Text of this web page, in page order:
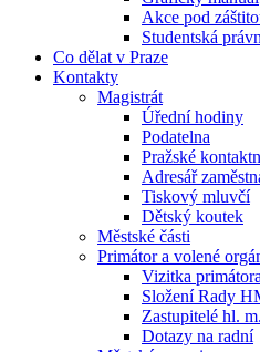
Akce pod
Studentská
Co dělat v Praze
Kontakty
Magistrát
Úřední hodiny
Podatelna
Pražské
Adresář
Tiskový mluvčí
Dětský koutek
Městské části
Primátor a volené
Vizitka primátora
Složení Rady
Zastupitelé hl.
Dotazy na radní